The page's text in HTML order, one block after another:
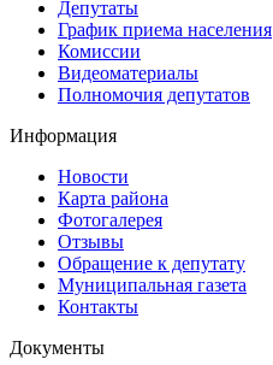
Депутаты
График приема населения
Комиссии
Видеоматериалы
Полномочия депутатов
Информация
Новости
Карта района
Фотогалерея
Отзывы
Обращение к депутату
Муниципальная газета
Контакты
Документы